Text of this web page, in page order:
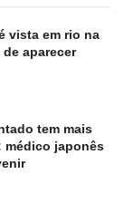
vista em rio na
aparecer
tem mais
médico japonês